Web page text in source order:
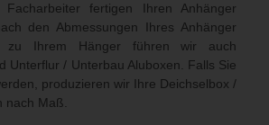
Facharbeiter fertigen Ihren Anhänger
den Abmessungen Ihres Anhänger
zu Ihrem Hänger führen wir auch
Unterflur / Unterbau Aluboxen . Falls Sie
produzieren wir Ihre Deichselbox /
nach Maß